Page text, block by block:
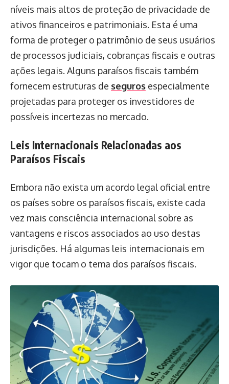
níveis mais altos de proteção de privacidade de
ativos financeiros e patrimoniais. Esta é uma
forma de proteger o patrimônio de seus usuários
de processos judiciais, cobranças fiscais e outras
ações legais. Alguns paraísos fiscais também
fornecem estruturas de seguros especialmente
projetadas para proteger os investidores de
possíveis incertezas no mercado.
Leis Internacionais Relacionadas aos
Paraísos Fiscais
Embora não exista um acordo legal oficial entre
os países sobre os paraísos fiscais, existe cada
vez mais consciência internacional sobre as
vantagens e riscos associados ao uso destas
jurisdições. Há algumas leis internacionais em
vigor que tocam o tema dos paraísos fiscais.